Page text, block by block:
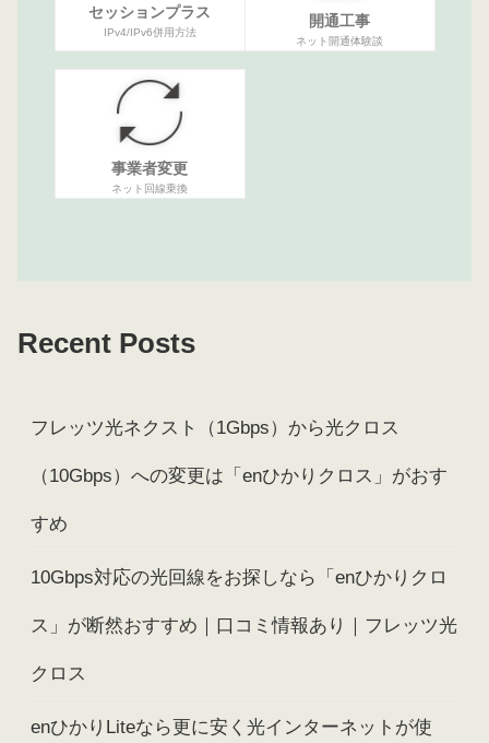
セッションプラス
IPv4/IPv6併用方法
開通工事
ネット開通体験談
事業者変更
ネット回線乗換
Recent Posts
フレッツ光ネクスト（1Gbps）から光クロス
（10Gbps）への変更は「enひかりクロス」がおす
すめ
10Gbps対応の光回線をお探しなら「enひかりクロ
ス」が断然おすすめ｜口コミ情報あり｜フレッツ光
クロス
enひかりLiteなら更に安く光インターネットが使